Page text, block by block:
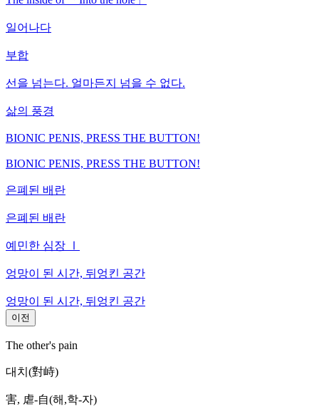
일어나다
부합
선을 넘는다. 얼마든지 넘을 수 없다.
삶의 풍경
BIONIC PENIS, PRESS THE BUTTON!
BIONIC PENIS, PRESS THE BUTTON!
은폐된 배란
은폐된 배란
예민한 심장 Ⅰ
엉망이 된 시간, 뒤엉킨 공간
엉망이 된 시간, 뒤엉킨 공간
이전
The other's pain
대치(對峙)
害, 虐-自(해,학-자)